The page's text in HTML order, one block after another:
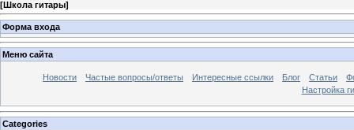
[Школа гитары]
Форма входа
Меню сайта
Новости Частые вопросы/ответы Интересные ссылки Блог Статьи
Настройка
Categories